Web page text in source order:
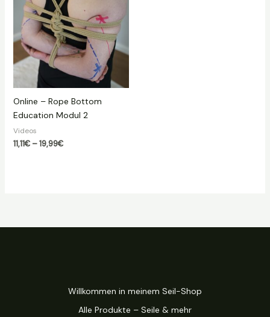
Online – Rope Bottom
Education Modul 2
Videos
11,11€ –19,99€Preisspanne:
Willkommen in meinem Seil-Shop
Alle Produkte – Seile & mehr